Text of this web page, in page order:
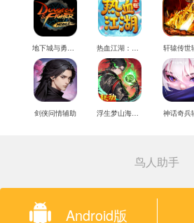
地下城与勇士M辅助 热血江湖：觉醒辅助 轩辕传世
剑侠问情辅助 浮生梦山海辅助 神话奇兵
鸟人助手
Android版